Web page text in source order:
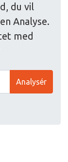
du vil
Analyse.
med
Analysér